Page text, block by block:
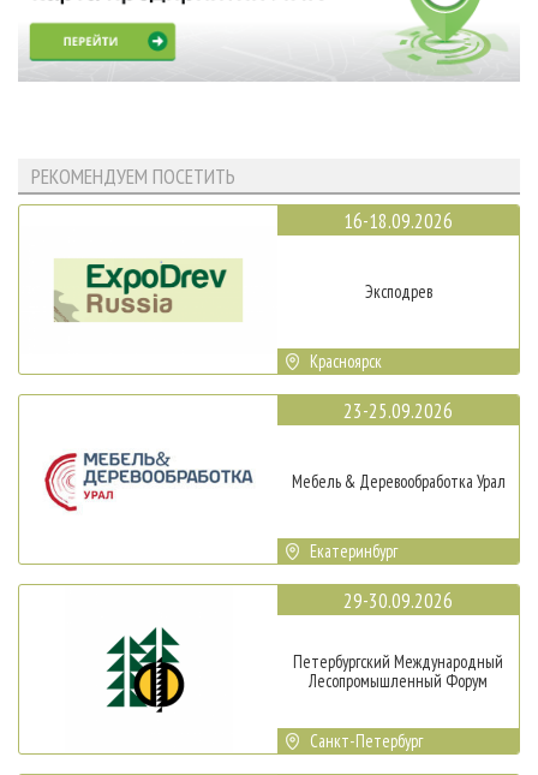
РЕКОМЕНДУЕМ ПОСЕТИТЬ
16-18.09.2026
Эксподрев
Красноярск
23-25.09.2026
Мебель & Деревообработка Урал
Екатеринбург
29-30.09.2026
Петербургский Международный
Лесопромышленный Форум
Санкт-Петербург